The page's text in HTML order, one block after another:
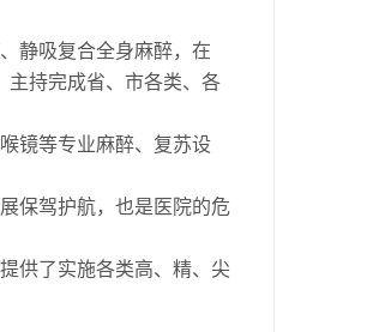
静吸复合全身麻醉，在
主持完成省、市各类、各
镜等专业麻醉、复苏设
保驾护航，也是医院的危
供了实施各类高、精、尖